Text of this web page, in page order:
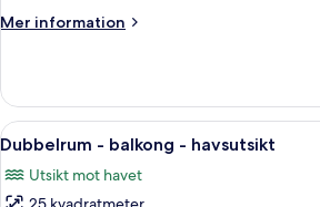
havsutsikt
Mer information
Mer
-
balkong
-
havsutsikt
Öppna
alla
foton
Ett
4
Dubbelrum - balkong - havsutsikt
Utsikt mot havet